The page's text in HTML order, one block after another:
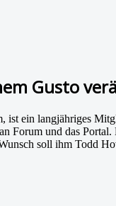
Gusto
ein langjähriges
Forum und das
soll ihm Todd